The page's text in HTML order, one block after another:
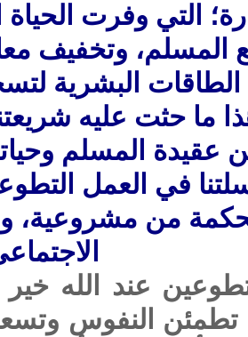
التي وفرت
المسلم، وتخفيف
البشرية
ما حثت عليه
المسلم وحياته
في العمل
من مشروعية،
عند الله خير
تطمئن النفوس